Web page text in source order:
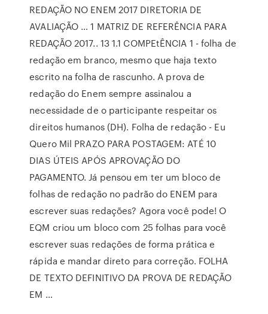
REDAÇÃO NO ENEM 2017 DIRETORIA DE
AVALIAÇÃO … 1 MATRIZ DE REFERÊNCIA PARA
REDAÇÃO 2017.. 13 1.1 COMPEtÊNCIA 1 - folha de
redação em branco, mesmo que haja texto
escrito na folha de rascunho. A prova de
redação do Enem sempre assinalou a
necessidade de o participante respeitar os
direitos humanos (DH). Folha de redação - Eu
Quero Mil PRAZO PARA POSTAGEM: ATÉ 10
DIAS ÚTEIS APÓS APROVAÇÃO DO
PAGAMENTO. Já pensou em ter um bloco de
folhas de redação no padrão do ENEM para
escrever suas redações? Agora você pode! O
EQM criou um bloco com 25 folhas para você
escrever suas redações de forma prática e
rápida e mandar direto para correção. FOLHA
DE TEXTO DEFINITIVO DA PROVA DE REDAÇÃO
EM …